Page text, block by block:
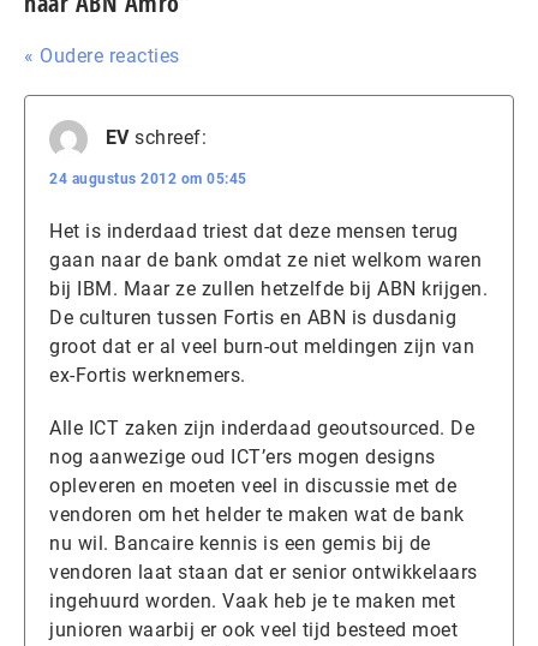
« Oudere reacties
EV schreef:
24 augustus 2012 om 05:45
Het is inderdaad triest dat deze mensen terug
gaan naar de bank omdat ze niet welkom waren
bij IBM. Maar ze zullen hetzelfde bij ABN krijgen.
De culturen tussen Fortis en ABN is dusdanig
groot dat er al veel burn-out meldingen zijn van
ex-Fortis werknemers.
Alle ICT zaken zijn inderdaad geoutsourced. De
nog aanwezige oud ICT’ers mogen designs
opleveren en moeten veel in discussie met de
vendoren om het helder te maken wat de bank
nu wil. Bancaire kennis is een gemis bij de
vendoren laat staan dat er senior ontwikkelaars
ingehuurd worden. Vaak heb je te maken met
junioren waarbij er ook veel tijd besteed moet